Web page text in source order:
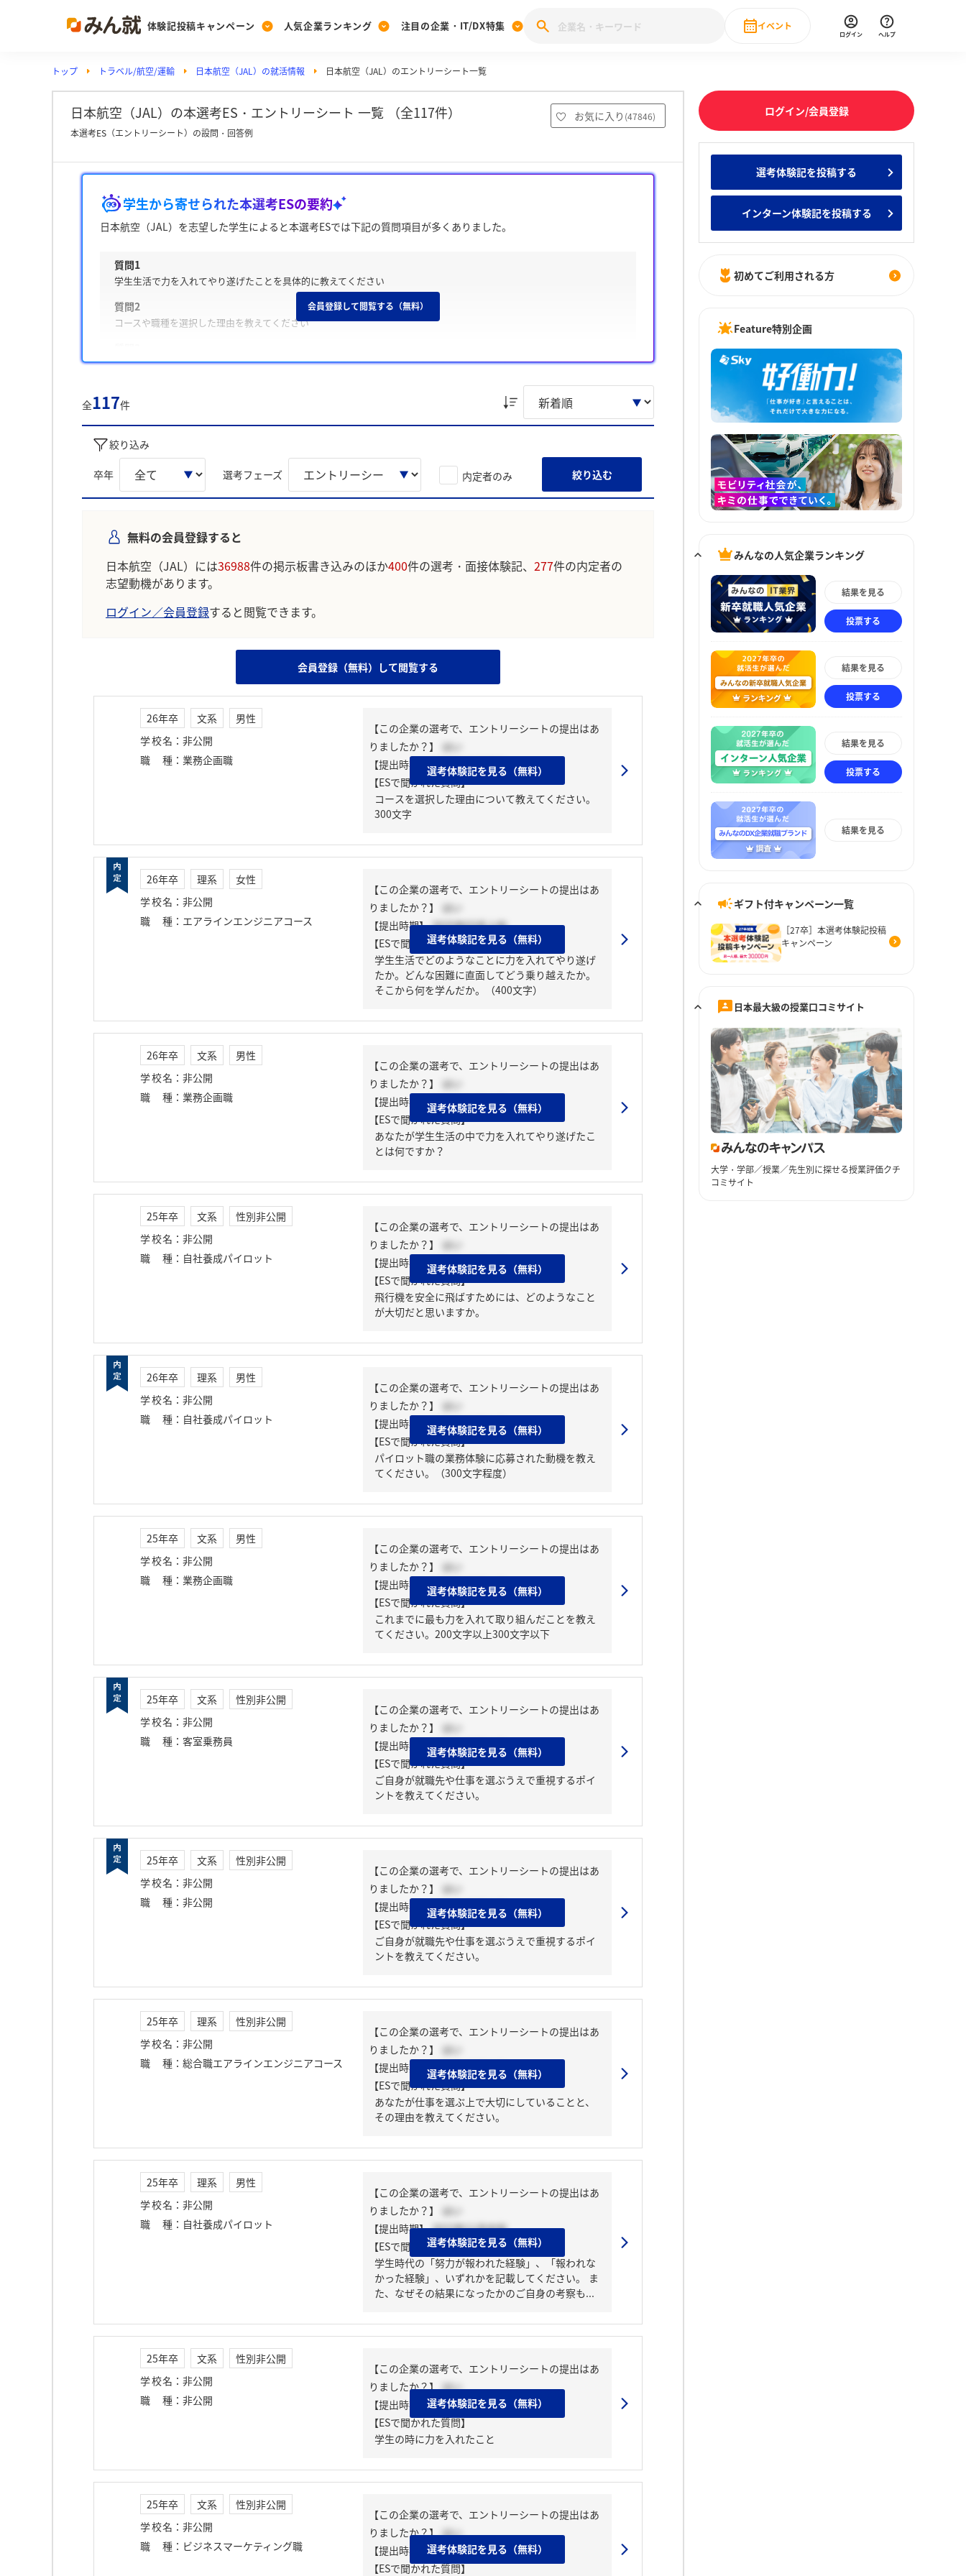
体験記投稿キャンペーン
Post
投稿する
[27卒] 本選考体験記投稿キャンペーン
人気企業ランキング
Ranking
ランキングを見る
みんなのDX企業就職ブランド調査
Vote みんなのIT業界新卒就職人気企業ランキング みんなの新卒就職人気企業ランキング みんなのインターン人気企業ランキ
注目の企業・IT/DX特集
PickUp
注目の企業特集
28卒 IT・DX現場社員インタビュー
動画で知ろう！業界・企業研究
イベント
直近のイベント一覧
ログイン ヘルプ
トップ トラベル/航空/運輸 日本航空（JAL）の就活情報 日本航空（JAL）のエントリーシート一覧
日本航空（JAL）の本選考ES・エントリーシート 一覧 （全117件） お気に入り (47846)
本選考ES（エントリーシート）の設問・回答例
学生から寄せられた本選考ESの要約
日本航空（JAL）を志望した学生によると本選考ESでは下記の質問項目が多くありました。
質問1
学生生活で力を入れてやり遂げたことを具体的に教えてください
質問2
コースや職種を選択した理由を教えてください
チームで困難を乗り越え、やり切った経験を教えてください
経験」について回答に含める傾向が多く見られました。
※AIを使用し、過去3年間のユーザー投稿を要約しています。実際のユーザの投稿は下記の一覧からご確認ください。
会員登録して閲覧する（無料）
全117件
絞り込み
卒年 選考フェーズ 内定者のみ 絞り込む
無料の会員登録すると
日本航空（JAL）には36988件の掲示板書き込みのほか400件の選考・面接体験記、 277件の内定者の
志望動機があります。
ログイン／会員登録すると閲覧できます。
会員登録（無料）して閲覧する
26年卒 文系
男性
学校名 ： 非公開
職種 ： 業務企画職
【この企業の選考で、エントリーシートの提出はあ
りましたか？】
はい
【提出時期】 2025年02月下旬
【ESで聞かれた質問】
コースを選択した理由について教えてください。
300文字
選考体験記を見る（無料）
26年卒 理系
女性
学校名 ： 非公開
職種 ： エアラインエンジニアコース
【この企業の選考で、エントリーシートの提出はあ
りましたか？】
はい
【提出時期】 2025年03月上旬
【ESで聞かれた質問】
学生生活でどのようなことに力を入れてやり遂げ
たか。どんな困難に直面してどう乗り越えたか。
そこから何を学んだか。（400文字）
選考体験記を見る（無料）
26年卒 文系
男性
学校名 ： 非公開
職種 ： 業務企画職
【この企業の選考で、エントリーシートの提出はあ
りましたか？】
はい
【提出時期】 2025年04月中旬
【ESで聞かれた質問】
あなたが学生生活の中で力を入れてやり遂げたこ
とは何ですか？
選考体験記を見る（無料）
25年卒 文系
性別非公開
学校名 ： 非公開
職種 ： 自社養成パイロット
【この企業の選考で、エントリーシートの提出はあ
りましたか？】
はい
【提出時期】 2023年08月中旬
【ESで聞かれた質問】
飛行機を安全に飛ばすためには、どのようなこと
が大切だと思いますか。
選考体験記を見る（無料）
26年卒 理系
男性
学校名 ： 非公開
職種 ： 自社養成パイロット
【この企業の選考で、エントリーシートの提出はあ
りましたか？】
はい
【提出時期】 2024年06月中旬
【ESで聞かれた質問】
パイロット職の業務体験に応募された動機を教え
てください。（300文字程度）
選考体験記を見る（無料）
25年卒 文系
男性
学校名 ： 非公開
職種 ： 業務企画職
【この企業の選考で、エントリーシートの提出はあ
りましたか？】
はい
【提出時期】 2024年03月上旬
【ESで聞かれた質問】
これまでに最も力を入れて取り組んだことを教え
てください。200文字以上300文字以下
選考体験記を見る（無料）
25年卒 文系
性別非公開
学校名 ： 非公開
職種 ： 客室乗務員
【この企業の選考で、エントリーシートの提出はあ
りましたか？】
はい
【提出時期】 2024年03月中旬
【ESで聞かれた質問】
ご自身が就職先や仕事を選ぶうえで重視するポイ
ントを教えてください。
選考体験記を見る（無料）
25年卒 文系
性別非公開
学校名 ： 非公開
職種 ： 非公開
【この企業の選考で、エントリーシートの提出はあ
りましたか？】
はい
【提出時期】 2024年03月中旬
【ESで聞かれた質問】
ご自身が就職先や仕事を選ぶうえで重視するポイ
ントを教えてください。
選考体験記を見る（無料）
25年卒 理系
性別非公開
学校名 ： 非公開
職種 ： 総合職エアラインエンジニアコース
【この企業の選考で、エントリーシートの提出はあ
りましたか？】
はい
【提出時期】 2024年03月中旬
【ESで聞かれた質問】
あなたが仕事を選ぶ上で大切にしていることと、
その理由を教えてください。
選考体験記を見る（無料）
25年卒 理系
男性
学校名 ： 非公開
職種 ： 自社養成パイロット
【この企業の選考で、エントリーシートの提出はあ
りましたか？】
はい
【提出時期】 2023年11月中旬
【ESで聞かれた質問】
学生時代の「努力が報われた経験」、「報われな
かった経験」、いずれかを記載してください。 ま
た、なぜその結果になったかのご自身の考察も...
選考体験記を見る（無料）
25年卒 文系
性別非公開
学校名 ： 非公開
職種 ： 非公開
【この企業の選考で、エントリーシートの提出はあ
りましたか？】 はい
【提出時期】 2024年03月中旬
【ESで聞かれた質問】
学生の時に力を入れたこと
選考体験記を見る（無料）
25年卒 文系
性別非公開
学校名 ： 非公開
職種 ： ビジネスマーケティング職
【この企業の選考で、エントリーシートの提出はあ
りましたか？】 はい
【提出時期】 2024年03月中旬
【ESで聞かれた質問】
選考体験記を見る（無料）
ログイン/会員登録
選考体験記を投稿する
インターン体験記を投稿する
初めてご利用される方
Feature特別企画
みんなの人気企業ランキング
結果を見る
投票する
結果を見る
投票する
結果を見る
投票する
結果を見る
ギフト付キャンペーン一覧
［27卒］本選考体験記投稿
キャンペーン
日本最大級の授業口コミサイト
大学・学部／授業／先生別に探せる授業評価クチ
コミサイト